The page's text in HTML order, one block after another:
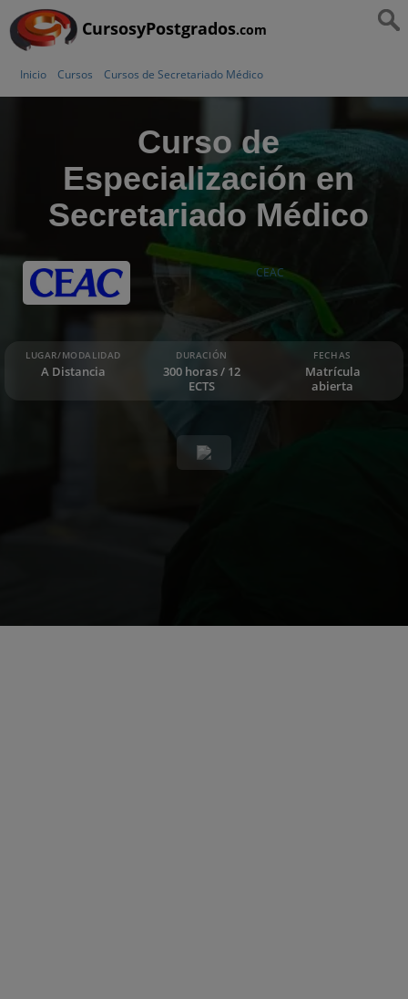
CursosyPostgrados.com
Inicio Cursos Cursos de Secretariado Médico
Curso de
Especialización en
Secretariado Médico
CEAC
LUGAR/MODALIDAD
A Distancia
DURACIÓN
300 horas / 12
ECTS
FECHAS
Matrícula
abierta